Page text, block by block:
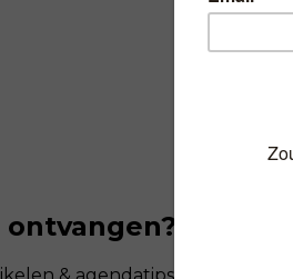
ontvangen?